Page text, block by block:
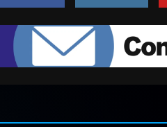
Grande
Savelletri
9 Agosto 2026 07:32